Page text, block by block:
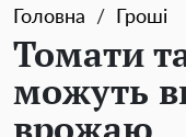
Головна Гроші
Томати
можуть